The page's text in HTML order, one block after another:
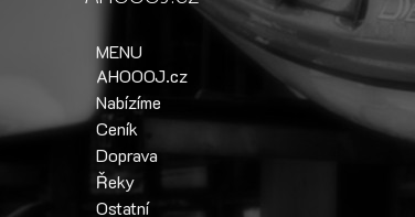
MENU
AHOOOJ.cz
Nabízíme
Ceník
Doprava
Řeky
Ostatní